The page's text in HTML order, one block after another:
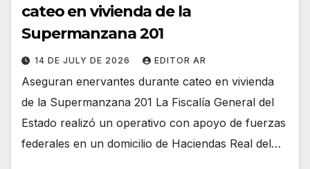
cateo en vivienda de la
Supermanzana 201
14 DE JULY DE 2026 EDITOR AR
Aseguran enervantes durante cateo en vivienda
de la Supermanzana 201 La Fiscalía General del
Estado realizó un operativo con apoyo de fuerzas
federales en un domicilio de Haciendas Real del…